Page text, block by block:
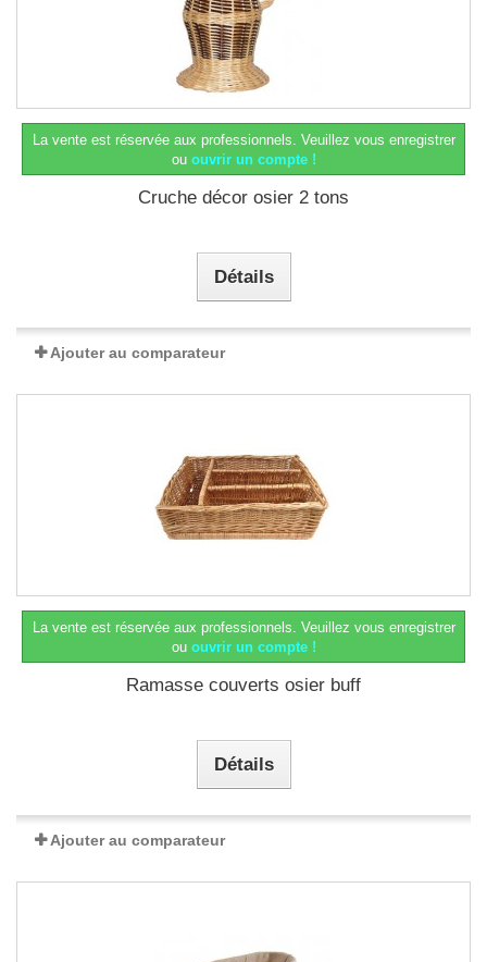
La vente est réservée aux professionnels. Veuillez vous enregistrer
ou ouvrir un compte !
Cruche décor osier 2 tons
Détails
Ajouter au comparateur
La vente est réservée aux professionnels. Veuillez vous enregistrer
ou ouvrir un compte !
Ramasse couverts osier buff
Détails
Ajouter au comparateur